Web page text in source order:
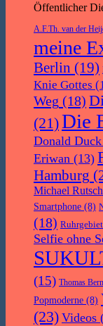
Öffentlicher
A.F.Th. van der
meine
Berlin (19)
Knie Gottes
Weg (18)
(21)Die
Donald Duck
Eriwan (13)
Hamburg
Michael
Smartphone (8)
(18) Ruhrgebiet
Selfie ohne
(15) Thomas
Popmoderne (8)
(23) Videos